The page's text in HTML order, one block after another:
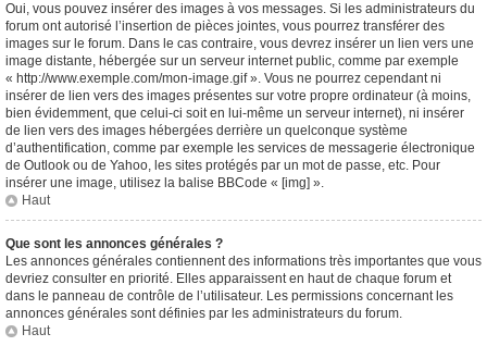
Oui, vous pouvez insérer des images à vos messages. Si les administrateurs du
forum ont autorisé l’insertion de pièces jointes, vous pourrez transférer des
images sur le forum. Dans le cas contraire, vous devrez insérer un lien vers une
image distante, hébergée sur un serveur internet public, comme par exemple
« http://www.exemple.com/mon-image.gif ». Vous ne pourrez cependant ni
insérer de lien vers des images présentes sur votre propre ordinateur (à moins,
bien évidemment, que celui-ci soit en lui-même un serveur internet), ni insérer
de lien vers des images hébergées derrière un quelconque système
d’authentification, comme par exemple les services de messagerie électronique
de Outlook ou de Yahoo, les sites protégés par un mot de passe, etc. Pour
insérer une image, utilisez la balise BBCode « [img] ».
Haut
Que sont les annonces générales ?
Les annonces générales contiennent des informations très importantes que vous
devriez consulter en priorité. Elles apparaissent en haut de chaque forum et
dans le panneau de contrôle de l’utilisateur. Les permissions concernant les
annonces générales sont définies par les administrateurs du forum.
Haut